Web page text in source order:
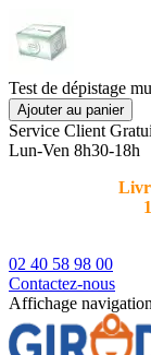
Test de dépistage
Ajouter au panier
Service Client
Lun-Ven 8h30-18h
02 40 58 98 00
Contactez-nous
Affichage navigation